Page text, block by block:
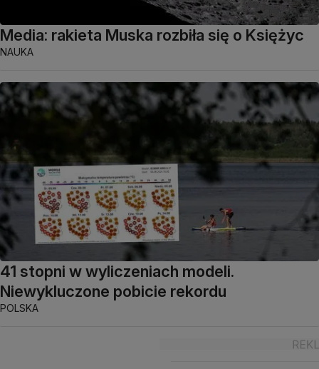
Media: rakieta Muska rozbiła się o Księżyc
NAUKA
41 stopni w wyliczeniach modeli.
Niewykluczone pobicie rekordu
POLSKA